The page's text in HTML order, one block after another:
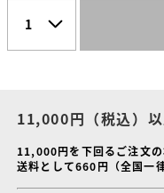
11,000円（税込）
11,000円を下回るご注文の
送料として660円（全国一